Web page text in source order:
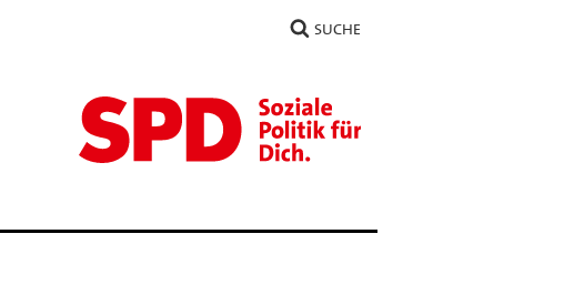
SUCHE